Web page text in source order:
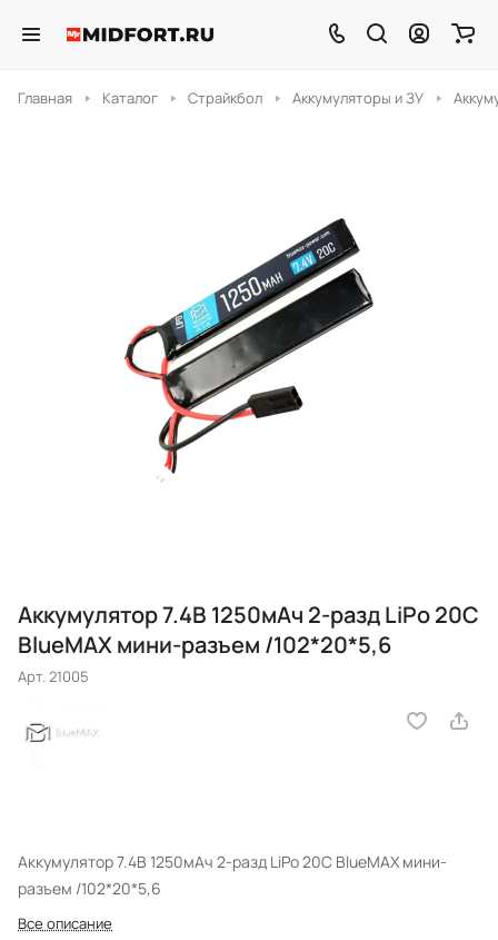
Главная Каталог Страйкбол Аккумуляторы и ЗУ
Аккумулятор 7.4В 1250мАч 2-разд LiPo 20С
BlueMAX мини-разъем /102*20*5,6
Арт.21005
Аккумулятор 7.4В 1250мАч 2-разд LiPo 20С BlueMAX мини-
разъем /102*20*5,6
Все описание